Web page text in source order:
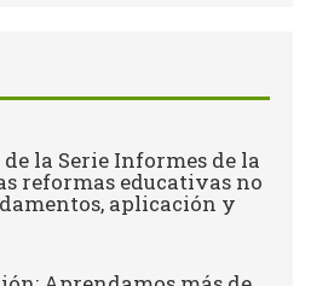
la Serie Informes de la
reformas educativas no
aplicación y